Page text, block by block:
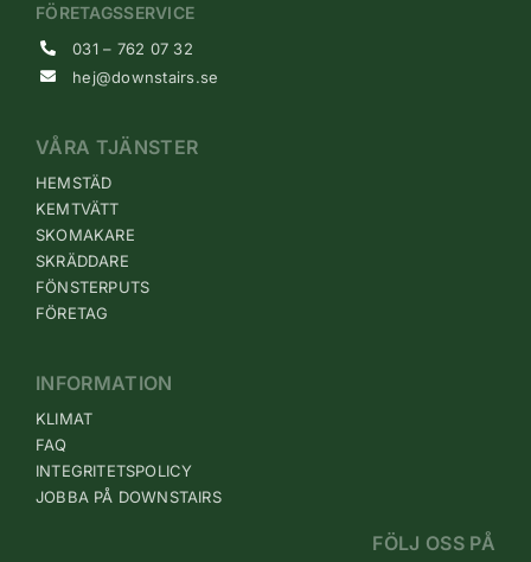
FÖRETAGSSERVICE
031 – 762 07 32
hej@downstairs.se
VÅRA TJÄNSTER
HEMSTÄD
KEMTVÄTT
SKOMAKARE
SKRÄDDARE
FÖNSTERPUTS
FÖRETAG
INFORMATION
KLIMAT
FAQ
INTEGRITETSPOLICY
JOBBA PÅ DOWNSTAIRS
FÖLJ OSS PÅ